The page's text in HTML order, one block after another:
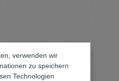
verwenden wir
zu speichern
Technologien